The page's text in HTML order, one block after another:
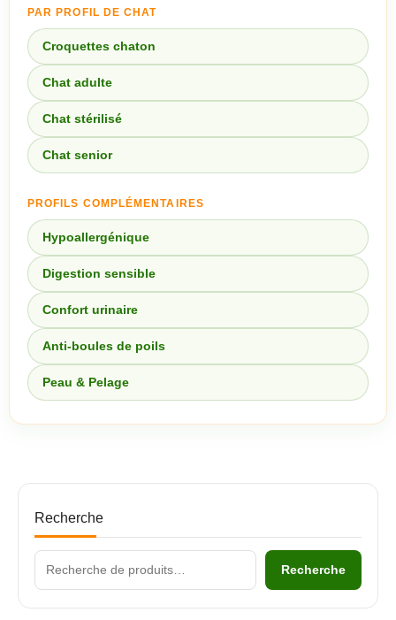
PAR PROFIL DE CHAT
Croquettes chaton
Chat adulte
Chat stérilisé
Chat senior
PROFILS COMPLÉMENTAIRES
Hypoallergénique
Digestion sensible
Confort urinaire
Anti-boules de poils
Peau & Pelage
Recherche
Recherche